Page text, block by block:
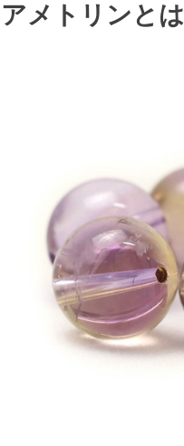
アメトリンとは